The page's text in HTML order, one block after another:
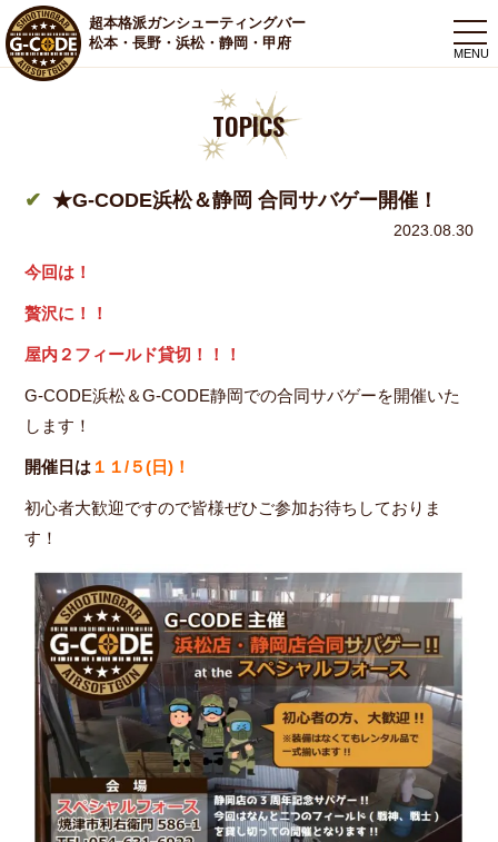
超本格派ガンシューティングバー
松本・長野・浜松・静岡・甲府
TOPICS
★G-CODE浜松＆静岡 合同サバゲー開催！
2023.08.30
今回は！
贅沢に！！
屋内２フィールド貸切 ！！！
G-CODE浜松＆G-CODE静岡での合同サバゲーを開催いた
します！
開催日は １１/５(日)！
初心者大歓迎ですので皆様ぜひご参加お待ちしておりま
す！